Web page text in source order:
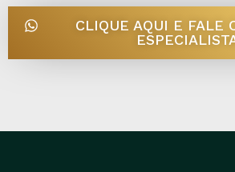
CLIQUE AQUI E FALE